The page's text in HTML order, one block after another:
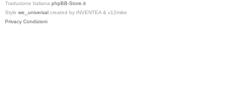
Traduzione Italiana phpBB-Store.it
Style we_universal created by INVENTEA & v12mike
Privacy Condizioni